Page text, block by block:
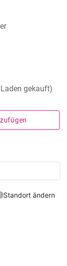
gekauft)